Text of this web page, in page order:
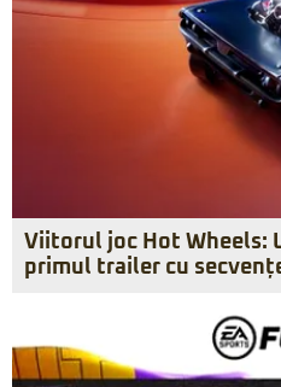
Viitorul joc Hot Wheels:
primul trailer cu